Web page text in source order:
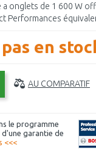
onglets de 1 600 W
Performances
pas en
AU COMPARATIF
le programme
garantie de
<<<